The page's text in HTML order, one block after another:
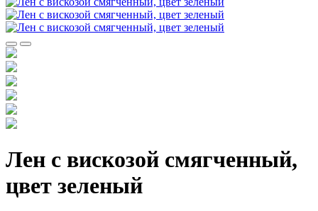
Лен с вискозой смягченный,
цвет зеленый